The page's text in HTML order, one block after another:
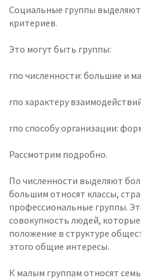
Социальные группы
критериев.
Это могут быть группы:
rпо численности: большие и
rпо характеру
rпо способу организации:
Рассмотрим подробно.
По численности выделяют
большим относят классы,
профессиональные группы.
совокупность людей,
положение в структуре
этого общие интересы.
К малым группам относят